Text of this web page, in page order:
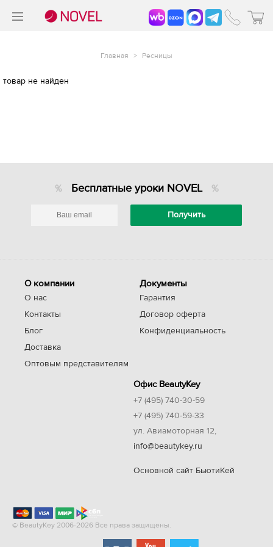
Главная > Ресницы
товар не найден
Бесплатные уроки NOVEL
О компании
О нас
Контакты
Блог
Доставка
Оптовым представителям
Документы
Гарантия
Договор оферта
Конфиденциальность
Офис BeautyKey
+7 (495) 740-30-59
+7 (495) 740-59-33
ул. Авиамоторная 12,
info@beautykey.ru
Основной сайт БьютиКей
© BeautyKey 2006-2026 Все права защищены.